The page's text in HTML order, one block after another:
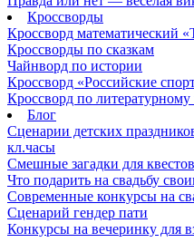
Кроссворды
Кроссворд математический
Кроссворды по сказкам
Чайнворд по истории
Кроссворд «Российские
Кроссворд по
Блог
Сценарии детских
кл.часы
Смешные загадки для квестов
Что подарить на свадьбу
Современные конкурсы на
Сценарий гендер пати
Конкурсы на вечеринку для